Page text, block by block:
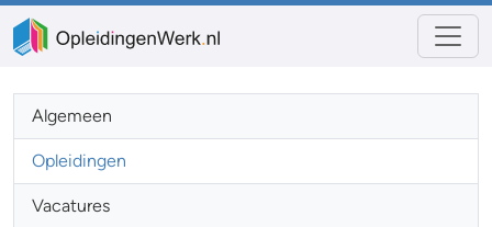
Algemeen
Opleidingen
Vacatures